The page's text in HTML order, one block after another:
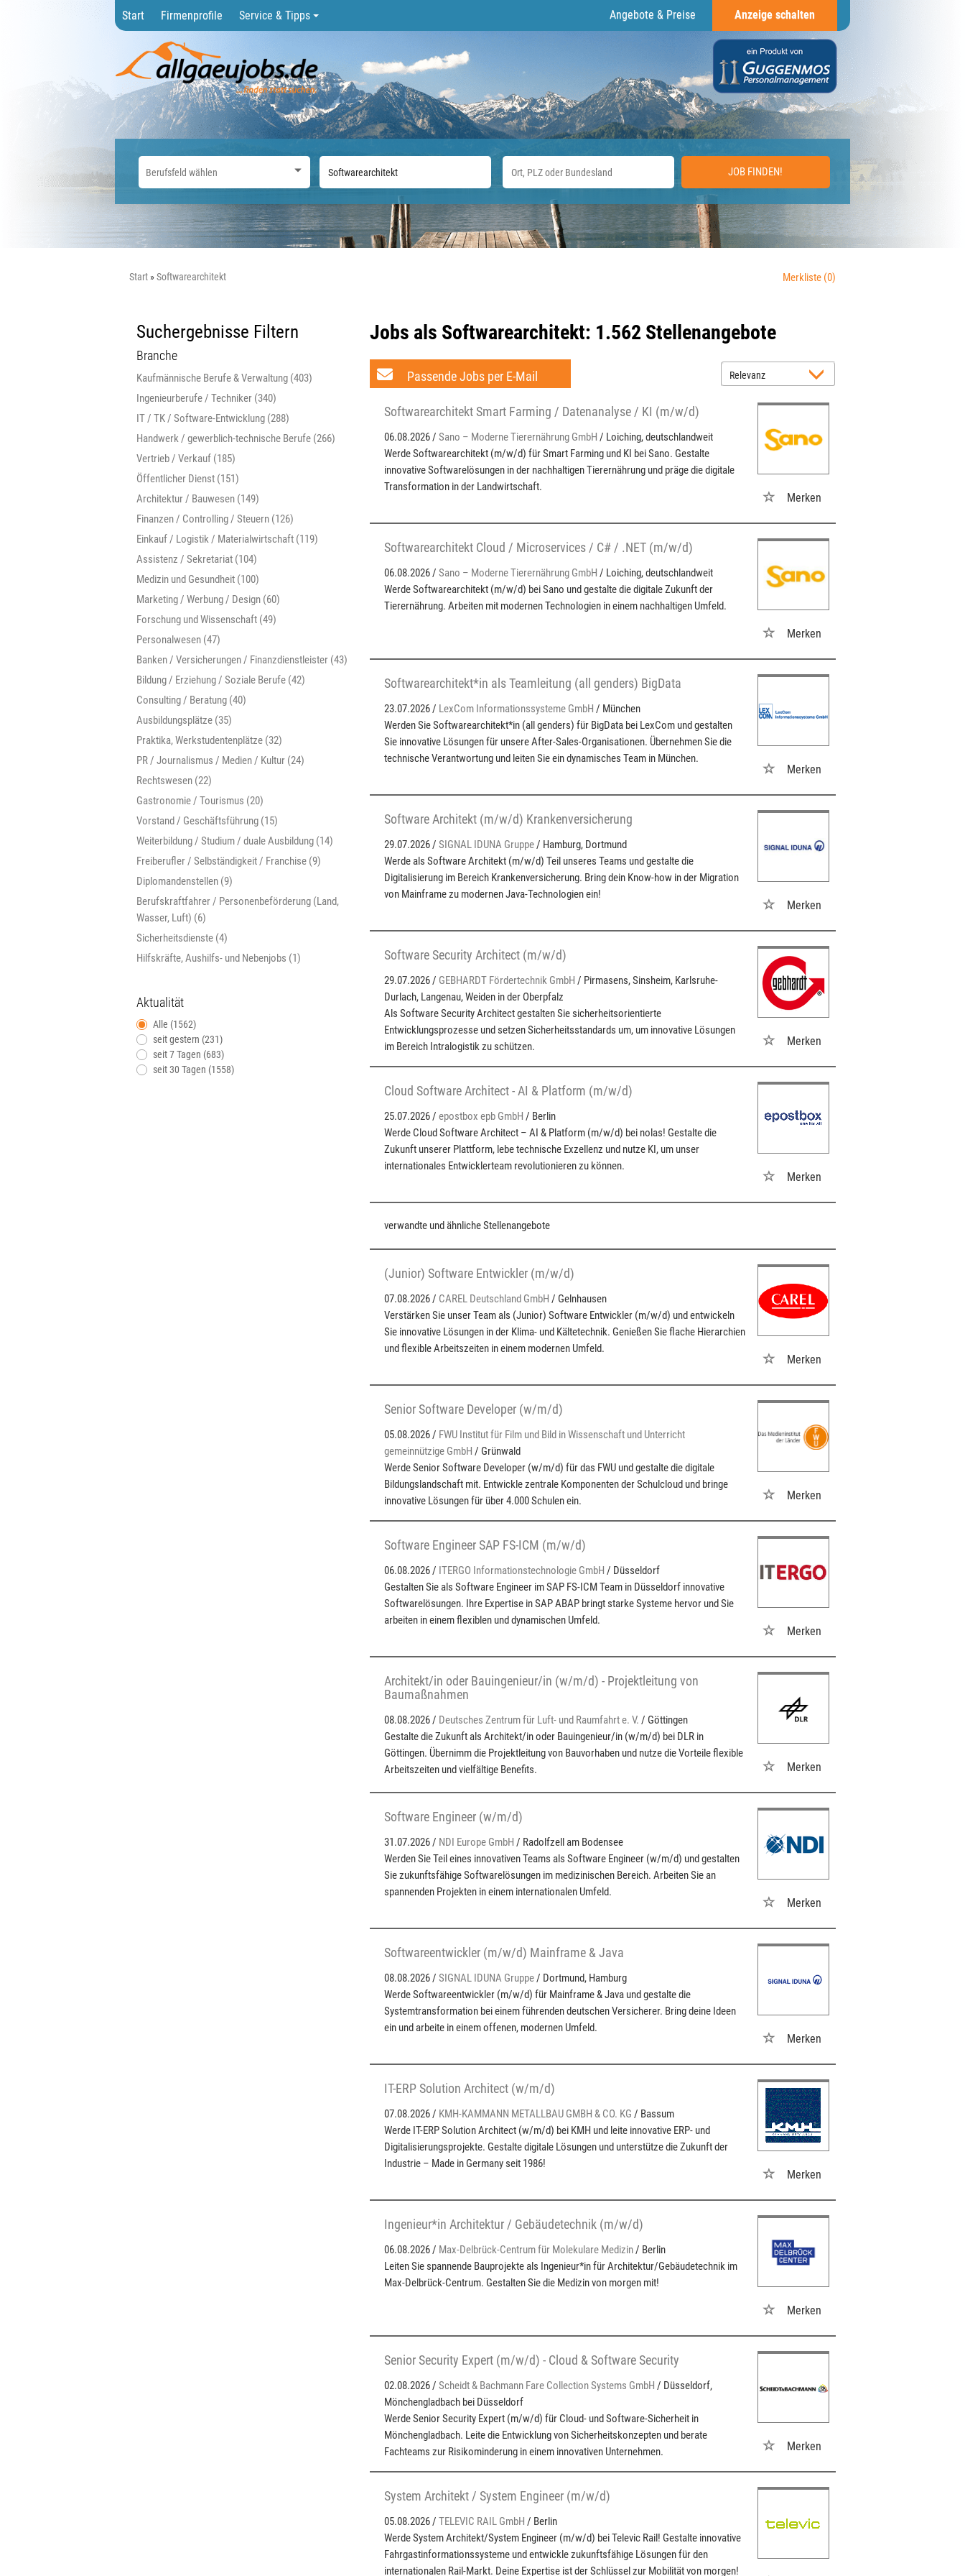
Start Firmenprofile Service & Tipps Angebote & Preise Anzeige schalten
JOB FINDEN!
Start Softwarearchitekt Merkliste (0)
Suchergebnisse Filtern
Branche
Kaufmännische Berufe & Verwaltung (403)
Ingenieurberufe / Techniker (340)
IT / TK / Software-Entwicklung (288)
Handwerk / gewerblich-technische Berufe (266)
Vertrieb / Verkauf (185)
Öffentlicher Dienst (151)
Architektur / Bauwesen (149)
Finanzen / Controlling / Steuern (126)
Einkauf / Logistik / Materialwirtschaft (119)
Assistenz / Sekretariat (104)
Medizin und Gesundheit (100)
Marketing / Werbung / Design (60)
Forschung und Wissenschaft (49)
Personalwesen (47)
Banken / Versicherungen / Finanzdienstleister (43)
Bildung / Erziehung / Soziale Berufe (42)
Consulting / Beratung (40)
Ausbildungsplätze (35)
Praktika, Werkstudentenplätze (32)
PR / Journalismus / Medien / Kultur (24)
Rechtswesen (22)
Gastronomie / Tourismus (20)
Vorstand / Geschäftsführung (15)
Weiterbildung / Studium / duale Ausbildung (14)
Freiberufler / Selbständigkeit / Franchise (9)
Diplomandenstellen (9)
Berufskraftfahrer / Personenbeförderung (Land,
Wasser, Luft) (6)
Sicherheitsdienste (4)
Hilfskräfte, Aushilfs- und Nebenjobs (1)
Aktualität
Alle (1562)
seit gestern (231)
seit 7 Tagen (683)
seit 30 Tagen (1558)
Jobs als Softwarearchitekt: 1.562 Stellenangebote
Passende Jobs per E-Mail
Softwarearchitekt Smart Farming / Datenanalyse / KI (m/w/d)
06.08.2026 / Sano – Moderne Tierernährung GmbH / Loiching, deutschlandweit
Werde Softwarearchitekt (m/w/d) für Smart Farming und KI bei Sano. Gestalte
innovative Softwarelösungen in der nachhaltigen Tierernährung und präge die digitale
Transformation in der Landwirtschaft.
Merken
Softwarearchitekt Cloud / Microservices / C# / .NET (m/w/d)
06.08.2026 / Sano – Moderne Tierernährung GmbH / Loiching, deutschlandweit
Werde Softwarearchitekt (m/w/d) bei Sano und gestalte die digitale Zukunft der
Tierernährung. Arbeiten mit modernen Technologien in einem nachhaltigen Umfeld.
Merken
Softwarearchitekt*in als Teamleitung (all genders) BigData
23.07.2026 / LexCom Informationssysteme GmbH / München
Werden Sie Softwarearchitekt*in (all genders) für BigData bei LexCom und gestalten
Sie innovative Lösungen für unsere After-Sales-Organisationen. Übernehmen Sie die
technische Verantwortung und leiten Sie ein dynamisches Team in München.
Merken
Software Architekt (m/w/d) Krankenversicherung
29.07.2026 / SIGNAL IDUNA Gruppe/ Hamburg, Dortmund
Werde als Software Architekt (m/w/d) Teil unseres Teams und gestalte die
Digitalisierung im Bereich Krankenversicherung. Bring dein Know-how in der Migration
von Mainframe zu modernen Java-Technologien ein!
Merken
Software Security Architect (m/w/d)
29.07.2026 / GEBHARDT Fördertechnik GmbH / Pirmasens, Sinsheim, Karlsruhe-
Durlach, Langenau, Weiden in der Oberpfalz
Als Software Security Architect gestalten Sie sicherheitsorientierte
Entwicklungsprozesse und setzen Sicherheitsstandards um, um innovative Lösungen
im Bereich Intralogistik zu schützen.
Merken
Cloud Software Architect - AI & Platform (m/w/d)
25.07.2026 / epostbox epb GmbH / Berlin
Werde Cloud Software Architect – AI & Platform (m/w/d) bei nolas! Gestalte die
Zukunft unserer Plattform, lebe technische Exzellenz und nutze KI, um unser
internationales Entwicklerteam revolutionieren zu können.
Merken
verwandte und ähnliche Stellenangebote
(Junior) Software Entwickler (m/w/d)
07.08.2026 / CAREL Deutschland GmbH / Gelnhausen
Verstärken Sie unser Team als (Junior) Software Entwickler (m/w/d) und entwickeln
Sie innovative Lösungen in der Klima- und Kältetechnik. Genießen Sie flache Hierarchien
und flexible Arbeitszeiten in einem modernen Umfeld.
Merken
Senior Software Developer (w/m/d)
05.08.2026 / FWU Institut für Film und Bild in Wissenschaft und Unterricht
gemeinnützige GmbH / Grünwald
Werde Senior Software Developer (w/m/d) für das FWU und gestalte die digitale
Bildungslandschaft mit. Entwickle zentrale Komponenten der Schulcloud und bringe
innovative Lösungen für über 4.000 Schulen ein.
Merken
Software Engineer SAP FS-ICM (m/w/d)
06.08.2026 / ITERGO Informationstechnologie GmbH / Düsseldorf
Gestalten Sie als Software Engineer im SAP FS-ICM Team in Düsseldorf innovative
Softwarelösungen. Ihre Expertise in SAP ABAP bringt starke Systeme hervor und Sie
arbeiten in einem flexiblen und dynamischen Umfeld.
Merken
Architekt/in oder Bauingenieur/in (w/m/d) - Projektleitung von
Baumaßnahmen
08.08.2026 / Deutsches Zentrum für Luft- und Raumfahrt e. V. / Göttingen
Gestalte die Zukunft als Architekt/in oder Bauingenieur/in (w/m/d) bei DLR in
Göttingen. Übernimm die Projektleitung von Bauvorhaben und nutze die Vorteile flexible
Arbeitszeiten und vielfältige Benefits.
Merken
Software Engineer (w/m/d)
31.07.2026 / NDI Europe GmbH / Radolfzell am Bodensee
Werden Sie Teil eines innovativen Teams als Software Engineer (w/m/d) und gestalten
Sie zukunftsfähige Softwarelösungen im medizinischen Bereich. Arbeiten Sie an
spannenden Projekten in einem internationalen Umfeld.
Merken
Softwareentwickler (m/w/d) Mainframe & Java
08.08.2026 / SIGNAL IDUNA Gruppe/ Dortmund, Hamburg
Werde Softwareentwickler (m/w/d) für Mainframe & Java und gestalte die
Systemtransformation bei einem führenden deutschen Versicherer. Bring deine Ideen
ein und arbeite in einem offenen, modernen Umfeld.
Merken
IT-ERP Solution Architect (w/m/d)
07.08.2026 / KMH-KAMMANN METALLBAU GMBH & CO. KG / Bassum
Werde IT-ERP Solution Architect (w/m/d) bei KMH und leite innovative ERP- und
Digitalisierungsprojekte. Gestalte digitale Lösungen und unterstütze die Zukunft der
Industrie – Made in Germany seit 1986!
Merken
Ingenieur*in Architektur / Gebäudetechnik (m/w/d)
06.08.2026 / Max-Delbrück-Centrum für Molekulare Medizin/ Berlin
Leiten Sie spannende Bauprojekte als Ingenieur*in für Architektur/Gebäudetechnik im
Max-Delbrück-Centrum. Gestalten Sie die Medizin von morgen mit!
Merken
Senior Security Expert (m/w/d) - Cloud & Software Security
02.08.2026 / Scheidt & Bachmann Fare Collection Systems GmbH / Düsseldorf,
Mönchengladbach bei Düsseldorf
Werde Senior Security Expert (m/w/d) für Cloud- und Software-Sicherheit in
Mönchengladbach. Leite die Entwicklung von Sicherheitskonzepten und berate
Fachteams zur Risikominderung in einem innovativen Unternehmen.
Merken
System Architekt / System Engineer (m/w/d)
05.08.2026 / TELEVIC RAIL GmbH / Berlin
Werde System Architekt/System Engineer (m/w/d) bei Televic Rail! Gestalte innovative
Fahrgastinformationssysteme und entwickle zukunftsfähige Lösungen für den
internationalen Rail-Markt. Deine Expertise ist der Schlüssel zur Mobilität von morgen!